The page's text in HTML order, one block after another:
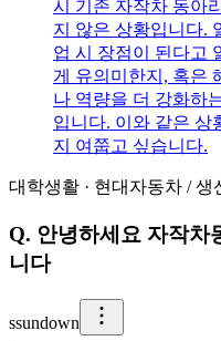
시 기존 자작차 동아
지 않은 상황입니다.
업 시 장점이 된다고
게 유의미한지, 혹은
나 역량을 더 강화하
입니다. 이와 같은 상
지 여쭙고 싶습니다.
대학생활 · 현대자동차 /생
Q. 안녕하세요 자작차
니다
ssundown